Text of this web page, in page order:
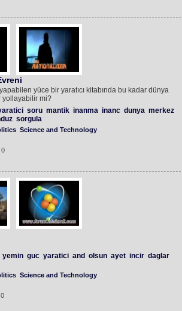
yüce bir yaratıcı kitabında bu kadar dünya
yollayabilir mi?
soru mantik inanma inanc dunya merkez
sorgula
Science and Technology
yemin guc yaratici and olsun ayet incir daglar
Science and Technology